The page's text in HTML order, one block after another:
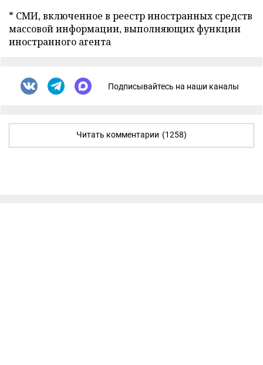
* СМИ, включенное в реестр иностранных средств
массовой информации, выполняющих функции
иностранного агента
Подписывайтесь на наши каналы
Читать комментарии (1258)